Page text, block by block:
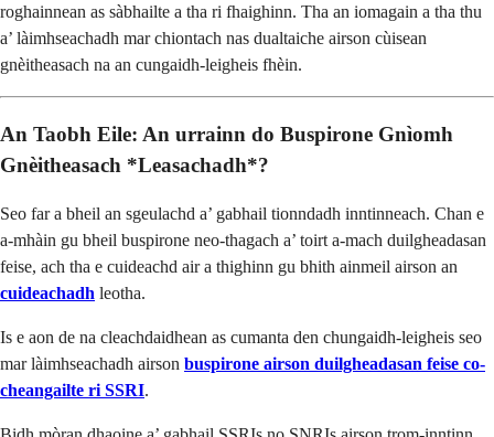
roghainnean as sàbhailte a tha ri fhaighinn. Tha an iomagain a tha thu
a’ làimhseachadh mar chiontach nas dualtaiche airson cùisean
gnèitheasach na an cungaidh-leigheis fhèin.
An Taobh Eile: An urrainn do Buspirone Gnìomh
Gnèitheasach *Leasachadh*?
Seo far a bheil an sgeulachd a’ gabhail tionndadh inntinneach. Chan e
a-mhàin gu bheil buspirone neo-thagach a’ toirt a-mach duilgheadasan
feise, ach tha e cuideachd air a thighinn gu bhith ainmeil airson an
cuideachadh leotha.
Is e aon de na cleachdaidhean as cumanta den chungaidh-leigheis seo
mar làimhseachadh airson buspirone airson duilgheadasan feise co-
cheangailte ri SSRI.